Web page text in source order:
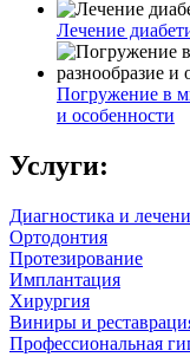
Лечение
Погружение в
и особенности
Услуги:
Диагностика и
Ортодонтия
Протезирование
Имплантация
Хирургия
Виниры и
Профессиональная